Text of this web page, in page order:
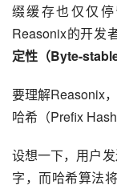
缀缓存也仅仅停
Reasonix的开发
定性（Byte-stable
要理解Reasonix
哈希（Prefix Hash
设想一下，用户
字，而哈希算法